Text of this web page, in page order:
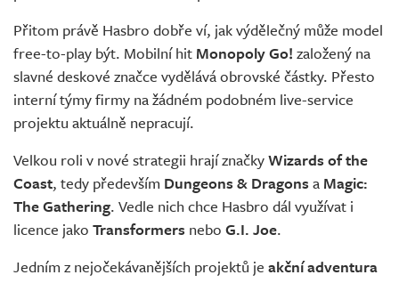
Přitom právě Hasbro dobře ví, jak výdělečný může model
free-to-play být. Mobilní hit Monopoly Go! založený na
slavné deskové značce vydělává obrovské částky. Přesto
interní týmy firmy na žádném podobném live-service
projektu aktuálně nepracují.
Velkou roli v nové strategii hrají značkyWizards of the
Coast, tedy především Dungeons & Dragons a Magic:
The Gathering. Vedle nich chce Hasbro dál využívat i
licence jako Transformers nebo G.I. Joe.
Jedním z nejočekávanějších projektů je akční adventura